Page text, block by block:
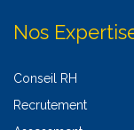
Nos
Conseil RH
Recrutement